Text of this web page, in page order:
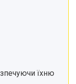
їхню